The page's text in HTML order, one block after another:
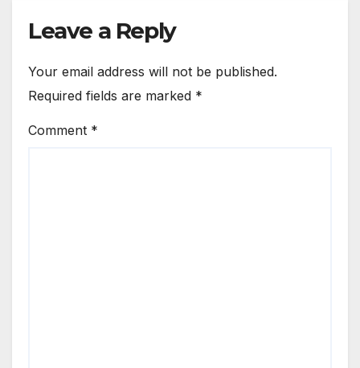
Leave a Reply
Your email address will not be published.
Required fields are marked *
Comment *